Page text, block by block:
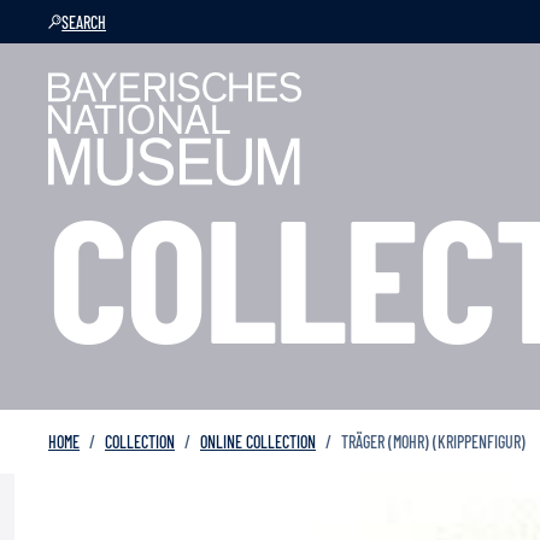
SEARCH
HOME COLLECTION ONLINE COLLECTION TRÄGER (MOHR) (KRIPPENFIGUR)